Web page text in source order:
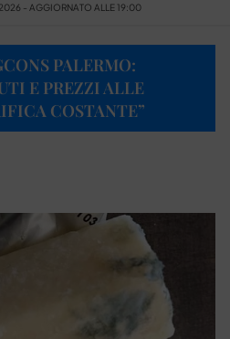
- AGGIORNATO ALLE 19:00
PALERMO:
E PREZZI ALLE
COSTANTE”